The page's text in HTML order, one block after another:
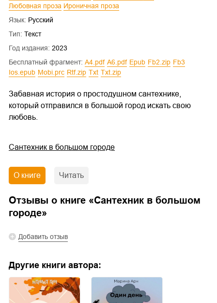
Любовная проза
Ироничная проза
Язык: Русский
Тип: Текст
Год издания: 2023
Бесплатный фрагмент:
a4.pdf a6.pdf epub fb2.zip
fb3
ios.epub
mobi.prc rtf.zip txt txt.zip
Забавная история о простодушном сантехнике,
который отправился в большой город искать свою
любовь.
Сантехник в большом городе
О книге Читать
Отзывы о книге «Сантехник в большом
городе»
Добавить отзыв
Другие книги автора: